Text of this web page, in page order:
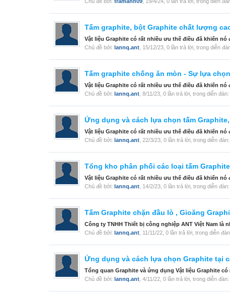
Tấm graphite, bột Graphite chất lượng
Vật liệu Graphite có rất nhiều ưu thế điều đã khiến
Chủ đề bởi: lannq.ant 15/12/23 , 0 lần trả lời, trong diễn
Tấm graphite chống ăn mòn - Sự lựa
Vật liệu Graphite có rất nhiều ưu thế điều đã khiến
Chủ đề bởi: lannq.ant 8/11/23 , 0 lần trả lời, trong diễn đàn:
Ứng dụng và cách lựa chọn tấm
Vật liệu Graphite có rất nhiều ưu thế điều đã khiến
Chủ đề bởi: lannq.ant 22/3/23 , 0 lần trả lời, trong diễn đàn:
Tổng kho phân phối các loại tấm
Vật liệu Graphite có rất nhiều ưu thế điều đã khiến
Chủ đề bởi: lannq.ant 14/2/23 , 0 lần trả lời, trong diễn đàn:
Tấm Graphite chặn đầu lò , Gioăng
Công ty TNHH Thiết bị công nghiệp ANT Việt Nam là
Chủ đề bởi: lannq.ant 11/11/22 , 0 lần trả lời, trong diễn
Ứng dụng và cách lựa chọn Graphite tại
Tổng quan Graphite và ứng dụng Vật liệu Graphite
Chủ đề bởi: lannq.ant 4/11/22 , 0 lần trả lời, trong diễn đàn: